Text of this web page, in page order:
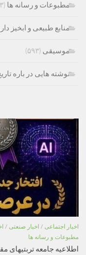
مطبوعات و رسانه ها (۶,۷۴۳)
منابع طبیعی و ابخیز
موسیقی (۵۹۳)
نوشته هایی در باره
اخبار اجتماعی / اخبار صنعتی /
مطبوعات و رسانه ها
اطلاعیه جامعه